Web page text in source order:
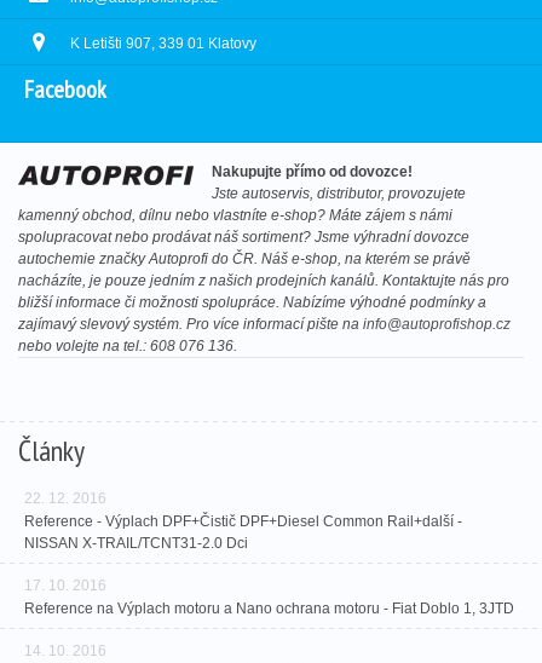
K Letišti 907, 339 01 Klatovy
Facebook
Nakupujte přímo od dovozce!
Jste autoservis, distributor, provozujete
kamenný obchod, dílnu nebo vlastníte e-shop? Máte zájem s námi
spolupracovat nebo prodávat náš sortiment? Jsme výhradní dovozce
autochemie značky Autoprofi do ČR. Náš e-shop, na kterém se právě
nacházíte, je pouze jedním z našich prodejních kanálů. Kontaktujte nás pro
bližší informace či možnosti spolupráce. Nabízíme výhodné podmínky a
zajímavý slevový systém. Pro více informací pište na info@autoprofishop.cz
nebo volejte na tel.: 608 076 136.
Články
22. 12. 2016
Reference - Výplach DPF+Čistič DPF+Diesel Common Rail+další -
NISSAN X-TRAIL/TCNT31-2.0 Dci
17. 10. 2016
Reference na Výplach motoru a Nano ochrana motoru - Fiat Doblo 1, 3JTD
14. 10. 2016